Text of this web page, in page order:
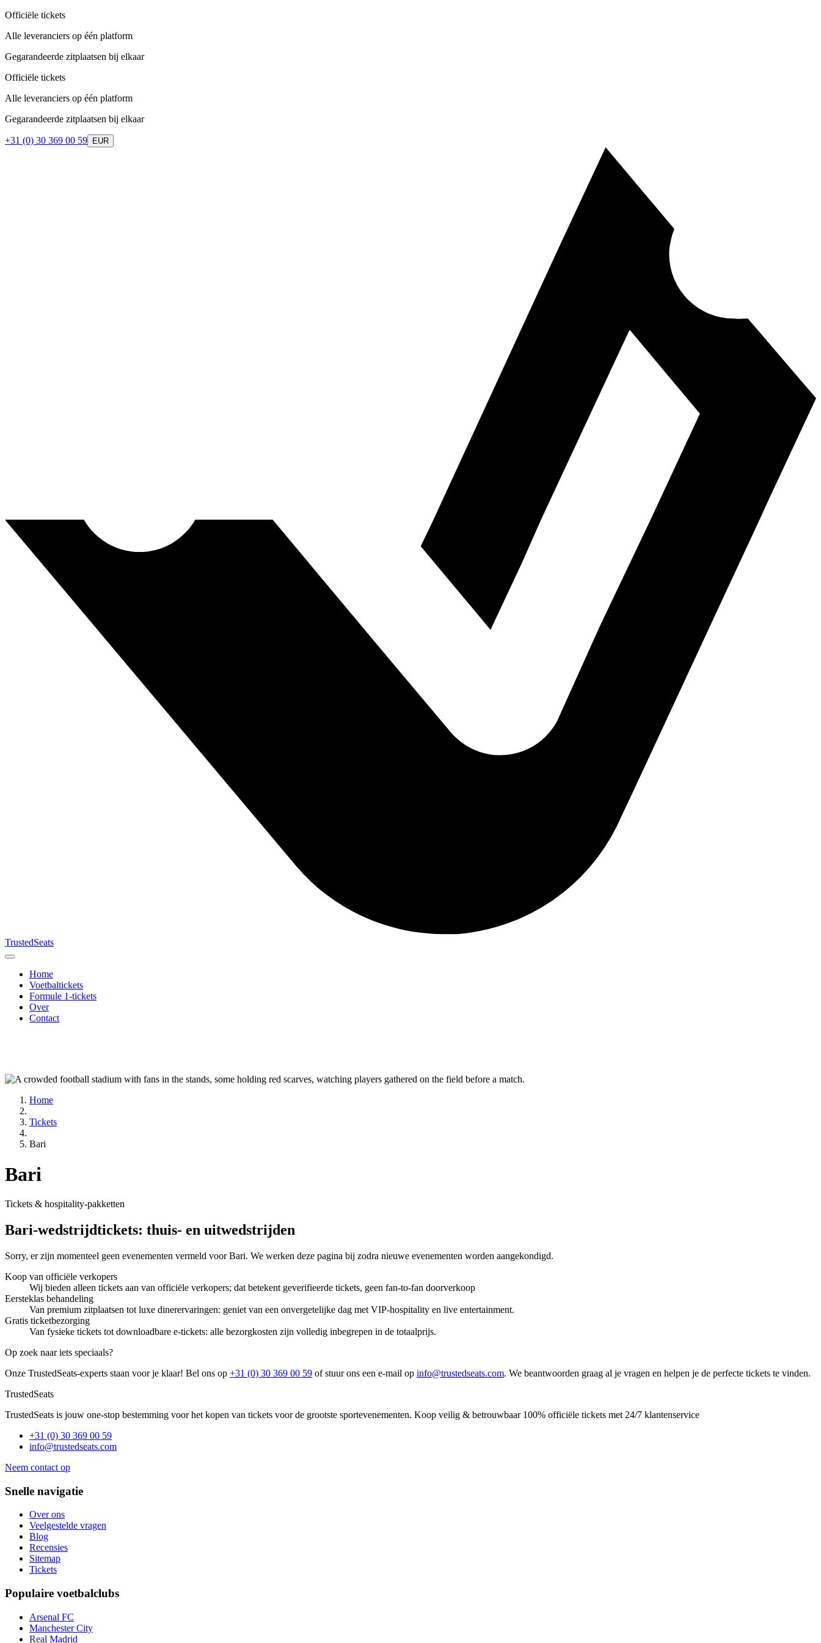
Officiële tickets
Alle leveranciers op één platform
Gegarandeerde zitplaatsen bij elkaar
Officiële tickets
Alle leveranciers op één platform
Gegarandeerde zitplaatsen bij elkaar
+31 (0) 30 369 00 59 EUR
TrustedSeats
Home
Voetbaltickets
Formule 1-tickets
Over
Contact
Home
Tickets
Bari
Bari
Tickets & hospitality-pakketten
Bari-wedstrijdtickets: thuis- en uitwedstrijden
Sorry, er zijn momenteel geen evenementen vermeld voor Bari. We werken deze pagina bij zodra nieuwe evenementen worden aangekondigd.
Koop van officiële verkopers
Wij bieden alleen tickets aan van officiële verkopers; dat betekent geverifieerde tickets, geen fan‑to‑fan doorverkoop
Eersteklas behandeling
Van premium zitplaatsen tot luxe dinerervaringen: geniet van een onvergetelijke dag met VIP-hospitality en live entertainment.
Gratis ticketbezorging
Van fysieke tickets tot downloadbare e-tickets: alle bezorgkosten zijn volledig inbegrepen in de totaalprijs.
Op zoek naar iets speciaals?
Onze TrustedSeats-experts staan voor je klaar! Bel ons op +31 (0) 30 369 00 59 of stuur ons een e-mail op info@trustedseats.com. We beantwoorden graag al je vragen en helpen je de perfecte tickets te vinden.
TrustedSeats
TrustedSeats is jouw one-stop bestemming voor het kopen van tickets voor de grootste sportevenementen. Koop veilig & betrouwbaar 100% officiële tickets met 24/7 klantenservice
+31 (0) 30 369 00 59
info@trustedseats.com
Neem contact op
Snelle navigatie
Over ons
Veelgestelde vragen
Blog
Recensies
Sitemap
Tickets
Populaire voetbalclubs
Arsenal FC
Manchester City
Real Madrid